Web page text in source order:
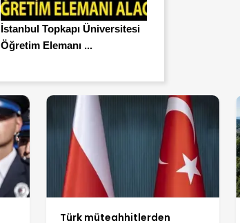
İstanbul Topkapı Üniversitesi
Öğretim Elemanı ...
Türk müteahhitlerden